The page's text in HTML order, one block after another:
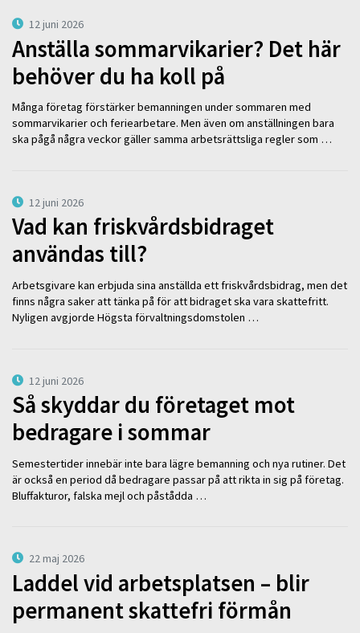
12 juni 2026
Anställa sommarvikarier? Det här
behöver du ha koll på
Många företag förstärker bemanningen under sommaren med
sommarvikarier och feriearbetare. Men även om anställningen bara
ska pågå några veckor gäller samma arbetsrättsliga regler som …
12 juni 2026
Vad kan friskvårdsbidraget
användas till?
Arbetsgivare kan erbjuda sina anställda ett friskvårdsbidrag, men det
finns några saker att tänka på för att bidraget ska vara skattefritt.
Nyligen avgjorde Högsta förvaltningsdomstolen …
12 juni 2026
Så skyddar du företaget mot
bedragare i sommar
Semestertider innebär inte bara lägre bemanning och nya rutiner. Det
är också en period då bedragare passar på att rikta in sig på företag.
Bluffakturor, falska mejl och påstådda …
22 maj 2026
Laddel vid arbetsplatsen – blir
permanent skattefri förmån